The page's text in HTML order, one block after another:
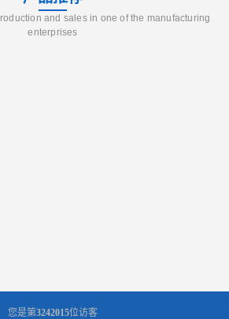
and sales in one of the manufacturing
enterprises
您是第3242015位访客